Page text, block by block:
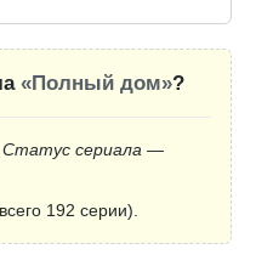
«Полный дом»?
Статус сериала —
192 серии).